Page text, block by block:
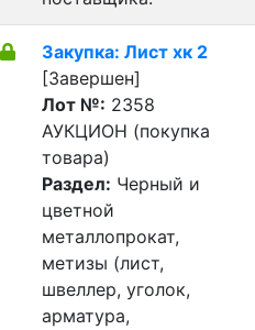
Закупка: Лист хк 2
[Завершен]
Лот №: 2358
АУКЦИОН (покупка
товара)
Раздел: Черный и
цветной
металлопрокат,
метизы (лист,
швеллер, уголок,
арматура,